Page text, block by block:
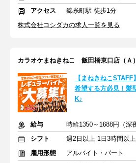
アクセス
錦糸町駅 徒歩1分
株式会社コシダカの求人一覧を見る
カラオケまねきねこ 飯田橋東口店（Ａ）
【まねきねこ
希望する方必見！髪
K♪
給与
シフト
雇用形態
アルバイト・パート